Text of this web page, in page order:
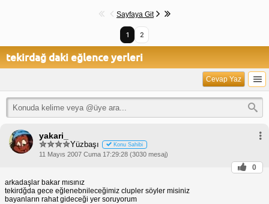
Sayfaya Git
1 2
tekirdağ daki eğlence yerleri
Cevap Yaz
yakari_
Yüzbaşı Konu Sahibi
11 Mayıs 2007 Cuma 17:29:28 (3030 mesaj)
0
arkadaşlar bakar mısınız
tekirdğda gece eğlenebnileceğimiz clupler söyler misiniz
bayanların rahat gideceği yer soruyorum